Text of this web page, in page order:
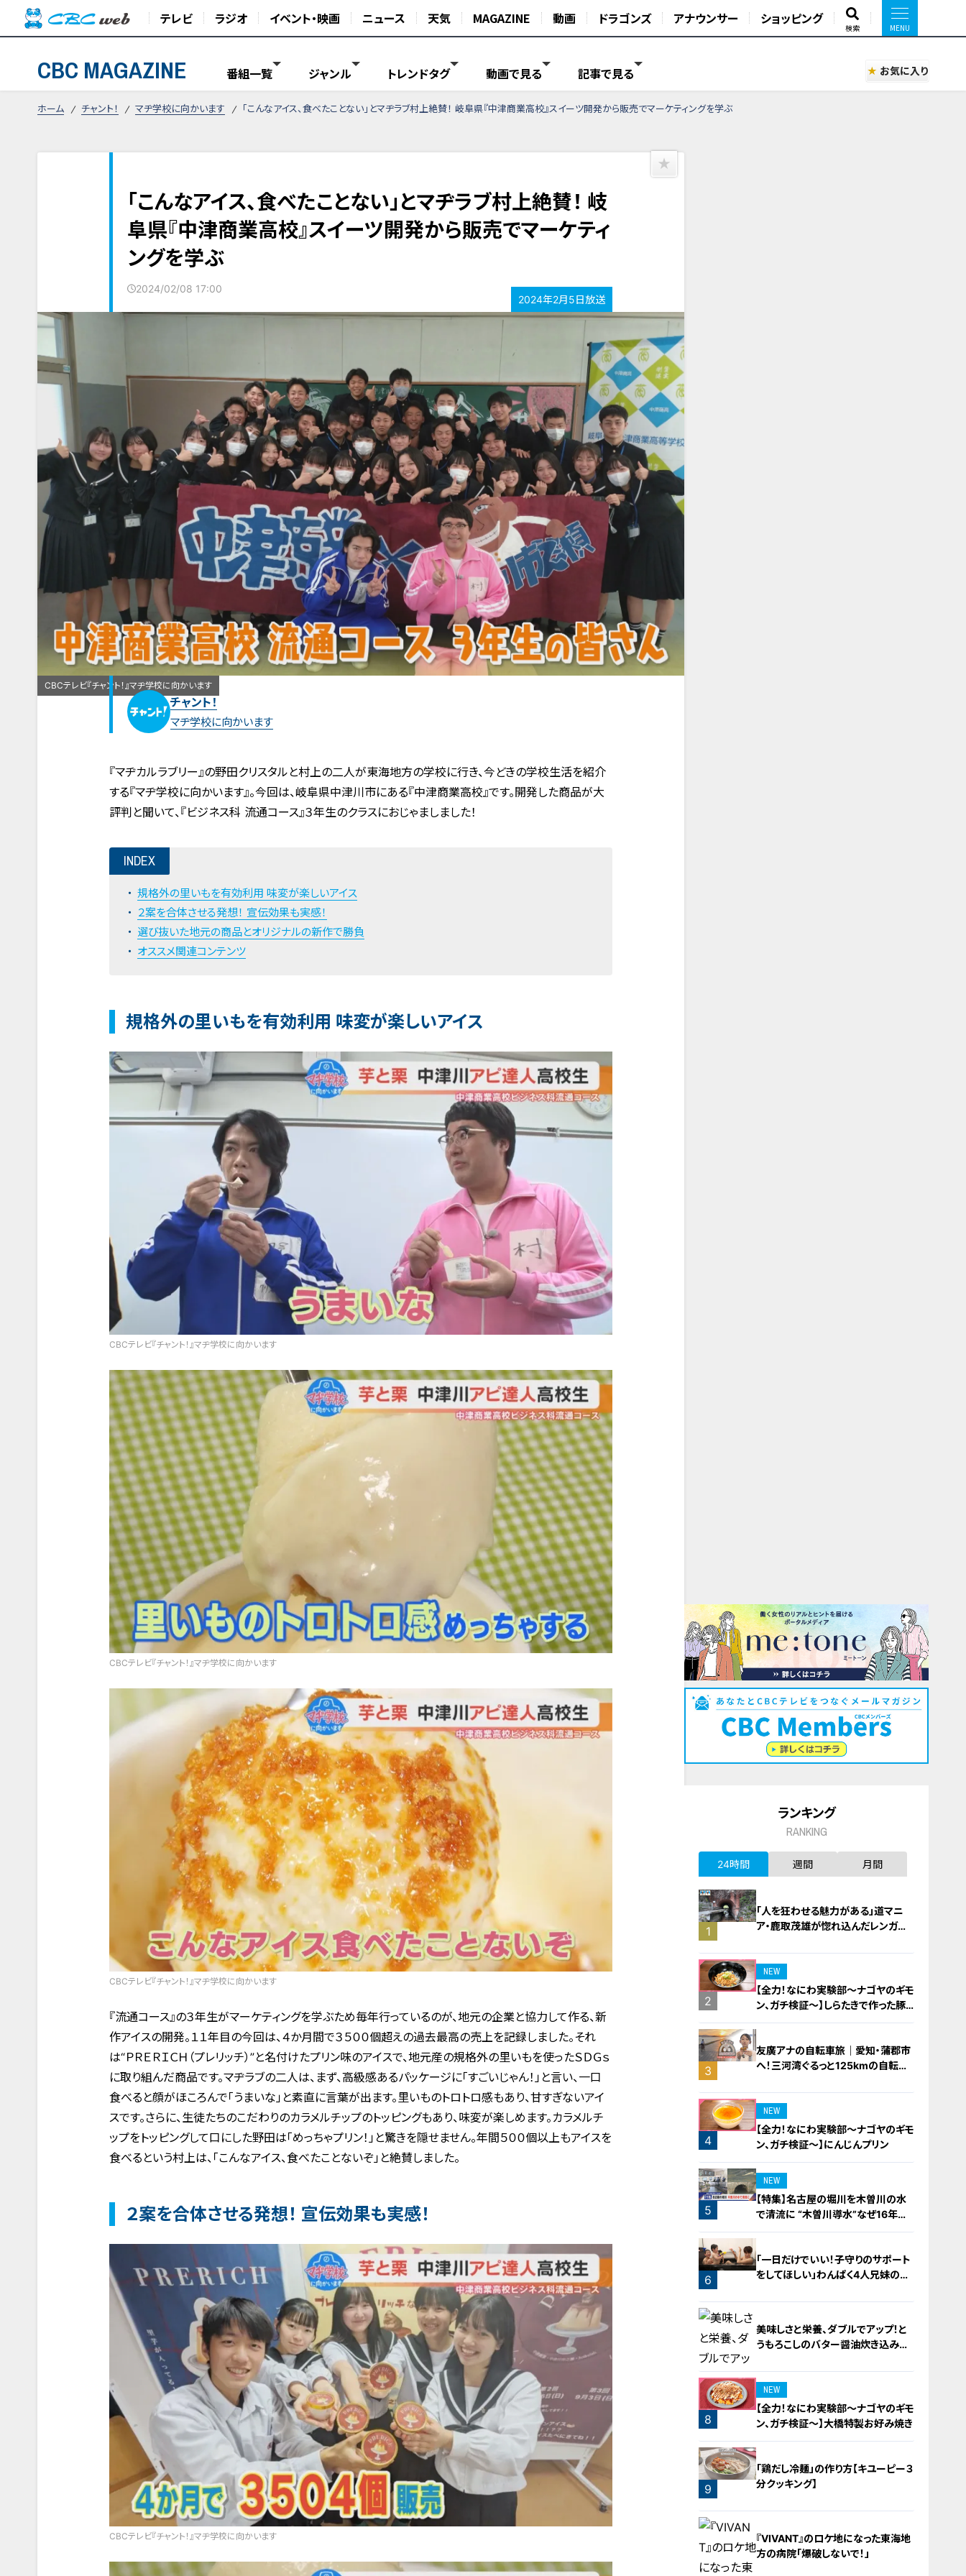
テレビ ラジオ イベント・映画 ニュース 天気 MAGAZINE 動画 ドラゴンズ アナウンサー ショッピング
検索
CBC MAGAZINE 番組一覧 ジャンル トレンドタグ 動画で見る 記事で見る お気に入り
ホーム チャント！ マヂ学校に向かいます 「こんなアイス、食べたことない」とマヂラブ村上絶賛！ 岐阜県『中津商業高校』スイーツ開発から販売でマーケティングを学ぶ
「こんなアイス、食べたことない」とマヂラブ村上絶賛！ 岐
阜県『中津商業高校』スイーツ開発から販売でマーケティ
ングを学ぶ
2024/02/08 17:00
2024年2月5日放送
CBCテレビ『チャント！』マヂ学校に向かいます
チャント！
マヂ学校に向かいます
『マヂカルラブリー』の野田クリスタルと村上の二人が東海地方の学校に行き、今どきの学校生活を紹介
する『マヂ学校に向かいます』。今回は、岐阜県中津川市にある『中津商業高校』です。開発した商品が大
評判と聞いて、『ビジネス科 流通コース』３年生のクラスにおじゃましました！
INDEX
規格外の里いもを有効利用 味変が楽しいアイス
２案を合体させる発想！ 宣伝効果も実感！
選び抜いた地元の商品とオリジナルの新作で勝負
オススメ関連コンテンツ
規格外の里いもを有効利用 味変が楽しいアイス
CBCテレビ『チャント！』マヂ学校に向かいます
CBCテレビ『チャント！』マヂ学校に向かいます
CBCテレビ『チャント！』マヂ学校に向かいます
『流通コース』の３年生がマーケティングを学ぶため毎年行っているのが、地元の企業と協力して作る、新
作アイスの開発。１１年目の今回は、４か月間で３５００個超えの過去最高の売上を記録しました。それ
は“ＰＲＥＲＩＣＨ（プレリッチ）”と名付けたプリン味のアイスで、地元産の規格外の里いもを使ったＳＤＧｓ
に取り組んだ商品です。マヂラブの二人は、まず、高級感あるパッケージに「すごいじゃん！」と言い、一口
食べると顔がほころんで「うまいな」と素直に言葉が出ます。里いものトロトロ感もあり、甘すぎないアイ
スです。さらに、生徒たちのこだわりのカラメルチップのトッピングもあり、味変が楽しめます。カラメルチ
ップをトッピングして口にした野田は「めっちゃプリン！」と驚きを隠せません。年間５００個以上もアイスを
食べるという村上は、「こんなアイス、食べたことないぞ」と絶賛しました。
２案を合体させる発想！ 宣伝効果も実感！
CBCテレビ『チャント！』マヂ学校に向かいます
ランキング
RANKING
24時間 週間 月間
1
「人を狂わせる魅力がある」道マニ
ア・鹿取茂雄が惚れ込んだレンガの
2
NEW
【全力！なにわ実験部～ナゴヤのギモ
ン、ガチ検証～】しらたきで作った豚
バラミンチの油そば
3
友廣アナの自転車旅｜愛知・蒲郡市
へ！三河湾ぐるっと125kmの自転車
4
NEW
【全力！なにわ実験部～ナゴヤのギモ
ン、ガチ検証～】にんじんプリン
5
NEW
【特集】名古屋の堀川を木曽川の水
で清流に “木曽川導水”なぜ16年ぶ
り？【newsX】
6
「一日だけでいい！子守りのサポート
をしてほしい」わんぱく4人兄妹の子
7
美味しさと栄養、ダブルでアップ！と
うもろこしのバター醤油炊き込みご
8
NEW
【全力！なにわ実験部～ナゴヤのギモ
ン、ガチ検証～】大橋特製お好み焼き
9
「鶏だし冷麺」の作り方【キユーピー３
分クッキング】
『VIVANT』のロケ地になった東海地
方の病院「爆破しないで！」